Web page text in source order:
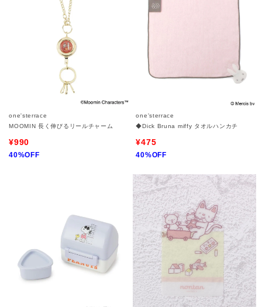
one'sterrace
MOOMIN 長く伸びるリールチャーム
¥990
40%OFF
one'sterrace
◆Dick Bruna miffy タオルハンカチ
¥475
40%OFF